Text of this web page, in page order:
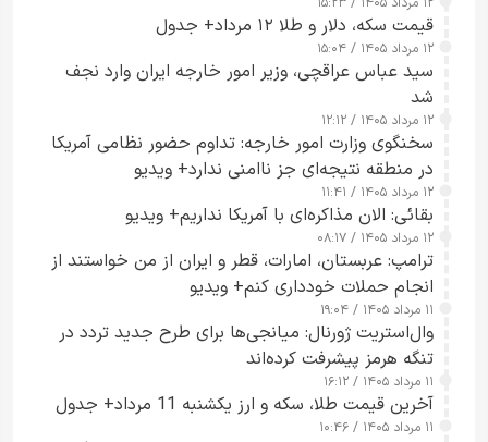
قیمت سکه، دلار و طلا ۱۲ مرداد+ جدول
۱۲ مرداد ۱۴۰۵ / ۱۵:۰۴
سید عباس عراقچی، وزیر امور خارجه ایران وارد نجف
شد
۱۲ مرداد ۱۴۰۵ / ۱۲:۱۲
سخنگوی وزارت امور خارجه: تداوم حضور نظامی آمریکا
در منطقه نتیجه‌ای جز ناامنی ندارد+ ویدیو
۱۲ مرداد ۱۴۰۵ / ۱۱:۴۱
بقائی: الان مذاکره‌ای با آمریکا نداریم+ ویدیو
۱۲ مرداد ۱۴۰۵ / ۰۸:۱۷
ترامپ: عربستان، امارات، قطر و ایران از من خواستند از
انجام حملات خودداری کنم+ ویدیو
۱۱ مرداد ۱۴۰۵ / ۱۹:۰۴
وال‌استریت ژورنال: میانجی‌ها برای طرح جدید تردد در
تنگه هرمز پیشرفت کرده‌اند
۱۱ مرداد ۱۴۰۵ / ۱۶:۱۲
آخرین قیمت طلا، سکه و ارز یکشنبه 11 مرداد+ جدول
۱۱ مرداد ۱۴۰۵ / ۱۰:۴۶